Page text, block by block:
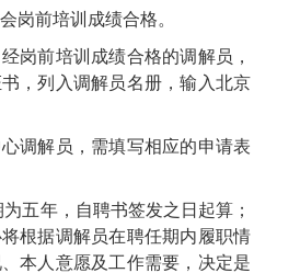
岗前培训成绩合格。
岗前培训成绩合格的调解员，
，列入调解员名册，输入北京
调解员，需填写相应的申请表
五年，自聘书签发之日起算；
根据调解员在聘任期内履职情
本人意愿及工作需要，决定是